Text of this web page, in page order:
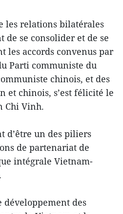
les relations bilatérales
de se consolider et de se
les accords convenus par
Parti communiste du
chinois, et des
et chinois, s’est félicité le
Chi Vinh.
d’être un des piliers
de partenariat de
intégrale Vietnam-
des